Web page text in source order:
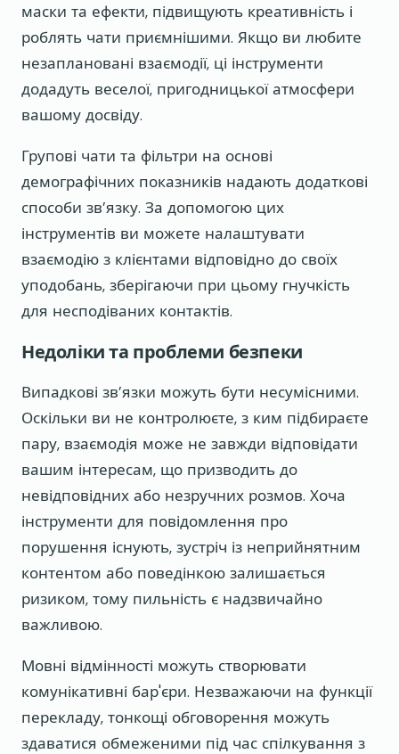
маски та ефекти, підвищують креативність і
роблять чати приємнішими. Якщо ви любите
незаплановані взаємодії, ці інструменти
додадуть веселої, пригодницької атмосфери
вашому досвіду.
Групові чати та фільтри на основі
демографічних показників надають додаткові
способи зв’язку. За допомогою цих
інструментів ви можете налаштувати
взаємодію з клієнтами відповідно до своїх
уподобань, зберігаючи при цьому гнучкість
для несподіваних контактів.
Недоліки та проблеми безпеки
Випадкові зв’язки можуть бути несумісними.
Оскільки ви не контролюєте, з ким підбираєте
пару, взаємодія може не завжди відповідати
вашим інтересам, що призводить до
невідповідних або незручних розмов. Хоча
інструменти для повідомлення про
порушення існують, зустріч із неприйнятним
контентом або поведінкою залишається
ризиком, тому пильність є надзвичайно
важливою.
Мовні відмінності можуть створювати
комунікативні бар'єри. Незважаючи на функції
перекладу, тонкощі обговорення можуть
здаватися обмеженими під час спілкування з